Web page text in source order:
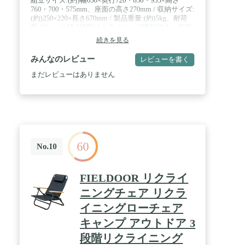
760・700・575mm、座面の高さ270mm / 収納サイズ:
(約)250×220×長さ670mm / 製品重量:(約)5kg、耐荷
ポケット付き・収納バッグ付き / 材質:脚部/金属(ア
ルミニウム合金)、背・背部/金属(鋼)(表面加工=エポ
キシ樹脂塗装)、張り材/ポリエステル、ひじ掛け/天
然木、原産国:中国 / 部門名: ユニセックス大人
続きを見る
みんなのレビュー レビューを書く
まだレビューはありません
No.10 60
FIELDOOR リクライ
ニングチェア リクラ
イニングローチェア
キャンプ アウトドア 3
段階リクライニング